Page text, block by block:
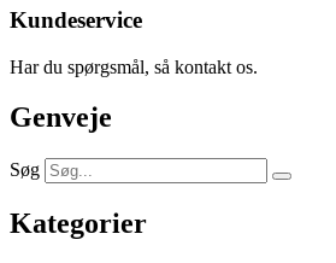
Kundeservice
Har du spørgsmål, så kontakt os.
Genveje
Søg
Kategorier